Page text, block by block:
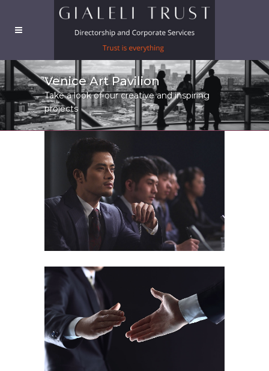
Venice Art Pavilion
Take a look of our creative and inspiring
projects